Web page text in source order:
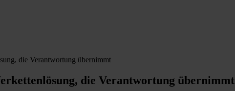
die Verantwortung übernimmt
die Verantwortung übernimmt